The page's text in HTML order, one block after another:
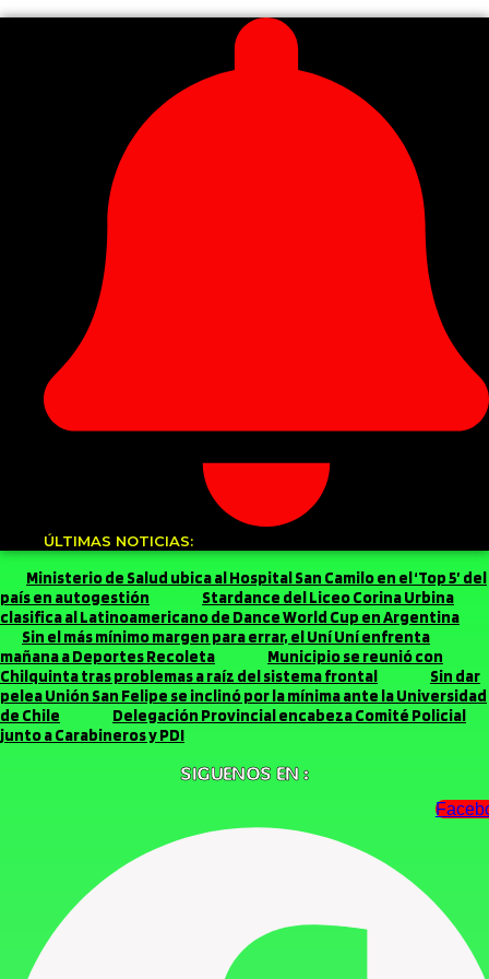
ÚLTIMAS NOTICIAS:
Ministerio de Salud ubica al Hospital San Camilo en el ‘Top 5’ del
país en autogestión
Stardance del Liceo Corina Urbina
clasifica al Latinoamericano de Dance World Cup en Argentina
Sin el más mínimo margen para errar, el Uní Uní enfrenta
mañana a Deportes Recoleta
Municipio se reunió con
Chilquinta tras problemas a raíz del sistema frontal
Sin dar
pelea Unión San Felipe se inclinó por la mínima ante la Universidad
de Chile
Delegación Provincial encabeza Comité Policial
junto a Carabineros y PDI
SIGUENOS EN :